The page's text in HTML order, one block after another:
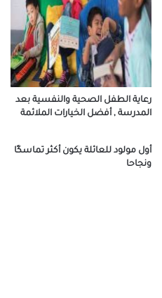
رعاية الطفل الصحية والنفسية بعد
المدرسة , أفضل الخيارات الملائمة
أول مولود للعائلة يكون أكثر تماسكًا
ونجاحا